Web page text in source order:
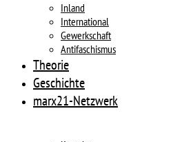
Inland
International
Gewerkschaft
Antifaschismus
Theorie
Geschichte
marx21-Netzwerk